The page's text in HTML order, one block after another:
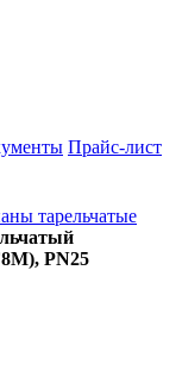
Прайс-лист
тарельчатые
PN25